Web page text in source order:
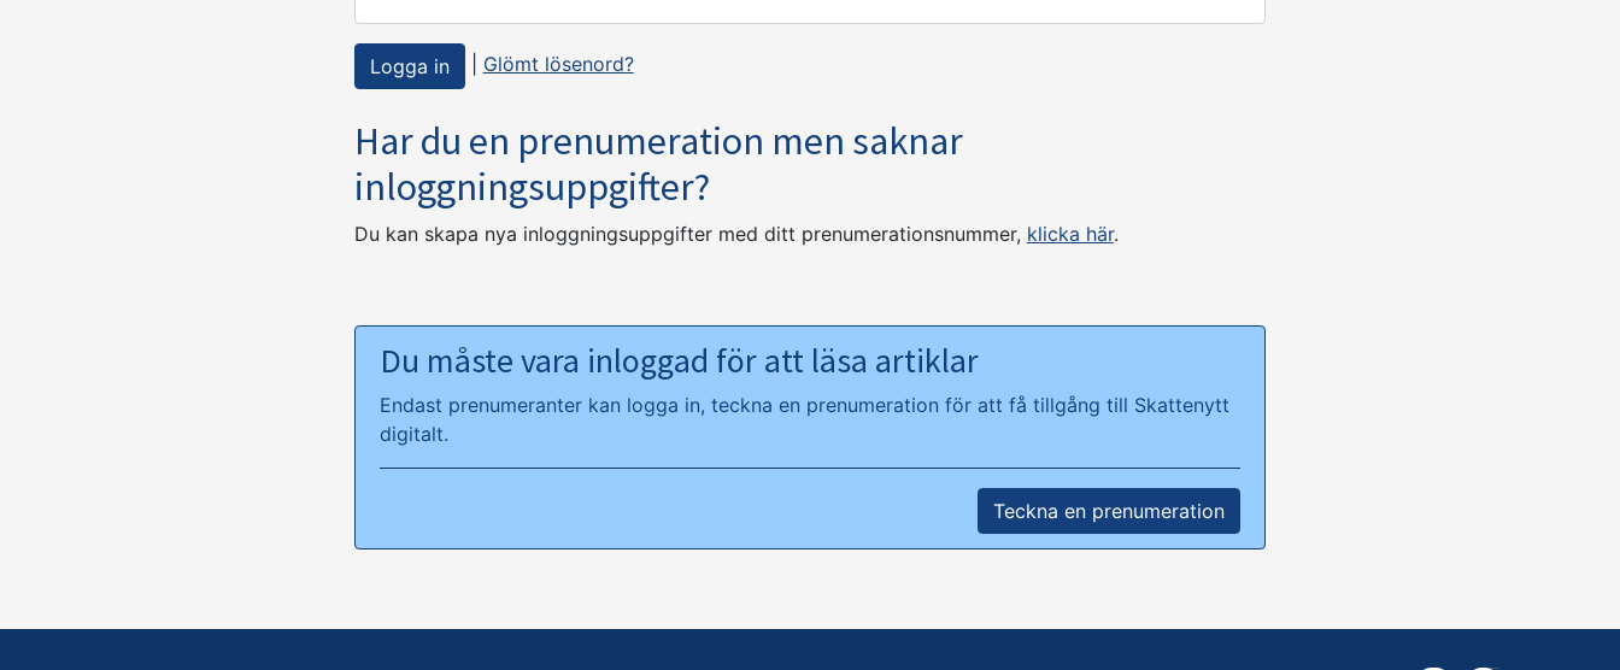
Glömt lösenord?
Har du en prenumeration men saknar
inloggningsuppgifter?
Du kan skapa nya inloggningsuppgifter med ditt prenumerationsnummer, klicka här.
Du måste vara inloggad för att läsa artiklar
Endast prenumeranter kan logga in, teckna en prenumeration för att få tillgång till Skattenytt
digitalt.
Teckna en prenumeration